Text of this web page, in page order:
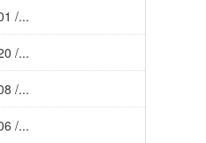
/...
/...
/...
/...